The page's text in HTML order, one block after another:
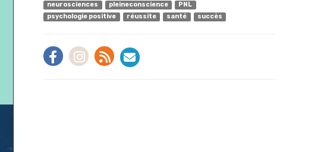
neurosciences
pleineconscience
PNL
psychologie positive
réussite santé succès